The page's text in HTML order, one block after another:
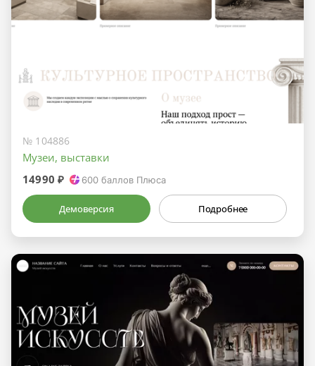
№ 104886
Музеи, выставки
14990 ₽
600 баллов Плюса
Демоверсия Подробнее